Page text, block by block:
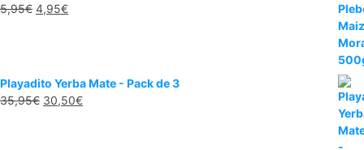
5,95€ 4,95€
Playadito Yerba Mate - Pack de 3
35,95€ 30,50€